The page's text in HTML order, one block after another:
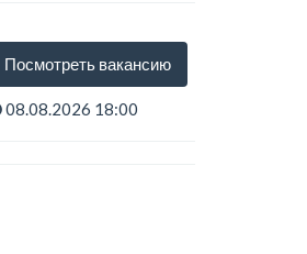
Посмотреть вакансию
08.08.2026 18:00